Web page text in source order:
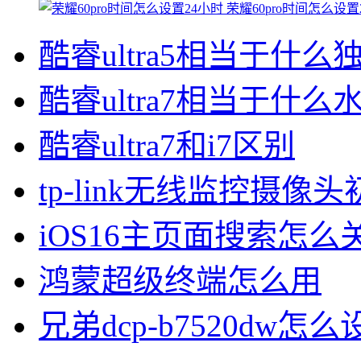
荣耀60pro时间怎么设
酷睿ultra5相当于什么
酷睿ultra7相当于什么
酷睿ultra7和i7区别
tp-link无线监控摄像头
iOS16主页面搜索怎么
鸿蒙超级终端怎么用
兄弟dcp-b7520dw怎么